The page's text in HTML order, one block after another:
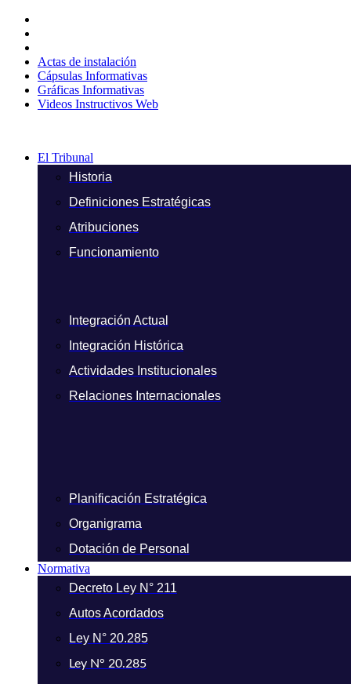
contenido
Actas de instalación
Cápsulas Informativas
Gráficas Informativas
Videos Instructivos Web
El Tribunal
Historia
Definiciones Estratégicas
Atribuciones
Funcionamiento
Integración Actual
Integración Histórica
Actividades Institucionales
Relaciones Internacionales
Planificación Estratégica
Organigrama
Dotación de Personal
Normativa
Decreto Ley N° 211
Autos Acordados
Ley N° 20.285
Ley N° 20.285